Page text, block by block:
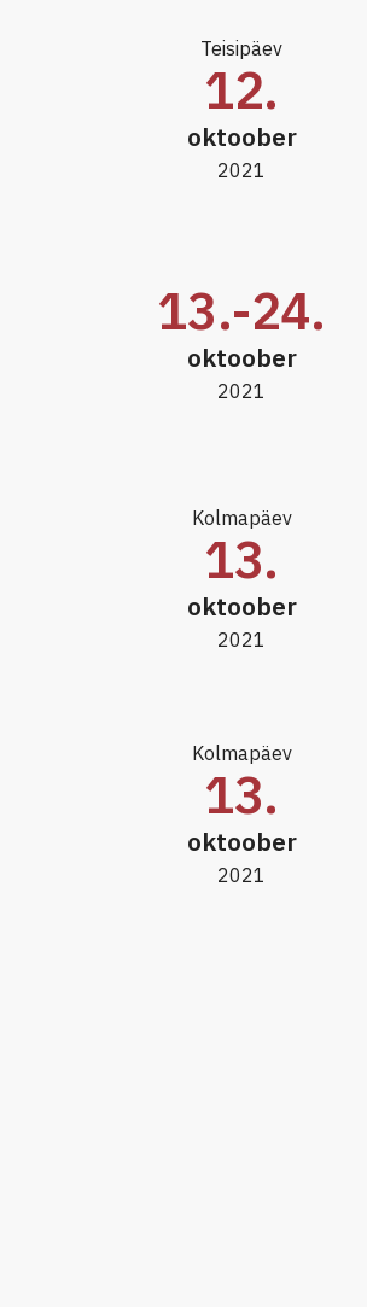
Teisipäev
12.
oktoober
2021
13.-24.
oktoober
2021
Kolmapäev
13.
oktoober
2021
Kolmapäev
13.
oktoober
2021